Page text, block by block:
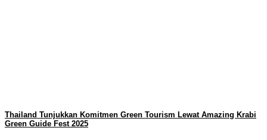
Thailand Tunjukkan Komitmen Green Tourism Lewat Amazing Krabi
Green Guide Fest 2025